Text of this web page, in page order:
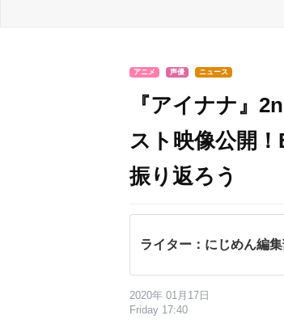
アニメ 声優 ニュース
『アイナナ』
スト映像公開
振り返ろう
ライター：にじめん編
2020年 01月17日
Friday 17:40